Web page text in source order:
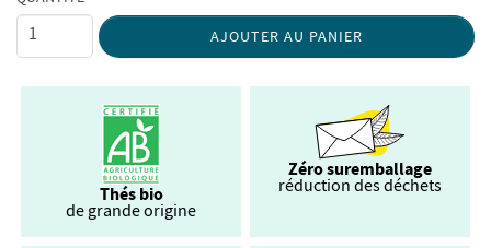
AJOUTER AU PANIER
Thés bio
de grande origine
Zéro suremballage
réduction des déchets